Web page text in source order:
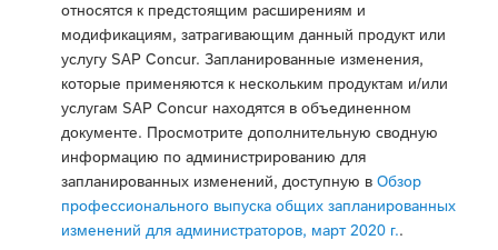
относятся к предстоящим расширениям и
модификациям, затрагивающим данный продукт или
услугу SAP Concur. Запланированные изменения,
которые применяются к нескольким продуктам и/или
услугам SAP Concur находятся в объединенном
документе. Просмотрите дополнительную сводную
информацию по администрированию для
запланированных изменений, доступную в Обзор
профессионального выпуска общих запланированных
изменений для администраторов, март 2020 г..